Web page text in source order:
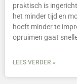
praktisch is
het minder tijd en
hoeft minder te
opruimen gaat
LEES VERDER »